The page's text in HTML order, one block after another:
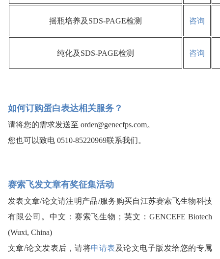
摇瓶培养及SDS-PAGE检测 咨询
纯化及SDS-PAGE检测 咨询
如何订购蛋白表达相关服务？
请将您的需求发送至 order@genecfps.com。
您也可以致电 0510-85220969联系我们。
赛索飞发文章有奖征集活动
发表文章/论文请注明产品/服务购买自江苏赛索飞生物科技
有限公司。中文：赛索飞生物；英文：GENCEFE Biotech
(Wuxi, China)
文章/论文发表后，请将申请表 及论文电子版发给您的专属